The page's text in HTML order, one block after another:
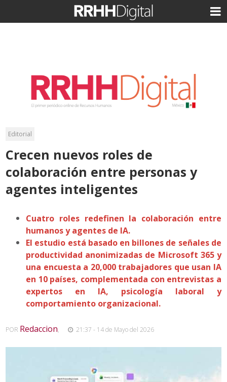
Editorial
Crecen nuevos roles de
colaboración entre personas y
agentes inteligentes
Cuatro roles redefinen la colaboración entre
humanos y agentes de IA.
El estudio está basado en billones de señales de
productividad anonimizadas de Microsoft 365 y
una encuesta a 20,000 trabajadores que usan IA
en 10 países, complementada con entrevistas a
expertos en IA, psicología laboral y
comportamiento organizacional.
POR Redaccion, 21:37 - 14 de Mayo del 2026